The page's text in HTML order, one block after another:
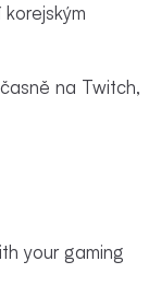
korejským
na Twitch,
your gaming